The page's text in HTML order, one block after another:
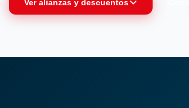
Ver alianzas y descuentos